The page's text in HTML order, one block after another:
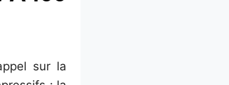
sur la